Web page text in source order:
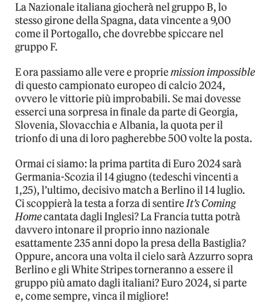
La Nazionale italiana giocherà nel gruppo B, lo
stesso girone della Spagna, data vincente a 9,00
come il Portogallo, che dovrebbe spiccare nel
gruppo F.
E ora passiamo alle vere e propriemission impossible
di questo campionato europeo di calcio 2024,
ovvero le vittorie più improbabili. Se mai dovesse
esserci una sorpresa in finale da parte di Georgia,
Slovenia, Slovacchia e Albania, la quota per il
trionfo di una di loro pagherebbe 500 volte la posta.
Ormai ci siamo: la prima partita di Euro 2024 sarà
Germania-Scozia il 14 giugno (tedeschi vincenti a
1,25), l’ultimo, decisivo match a Berlino il 14 luglio.
Ci scoppierà la testa a forza di sentireIt’s Coming
Homecantata dagli Inglesi? La Francia tutta potrà
davvero intonare il proprio inno nazionale
esattamente 235 anni dopo la presa della Bastiglia?
Oppure, ancora una volta il cielo sarà Azzurro sopra
Berlino e gli White Stripes torneranno a essere il
gruppo più amato dagli italiani? Euro 2024, si parte
e, come sempre, vinca il migliore!